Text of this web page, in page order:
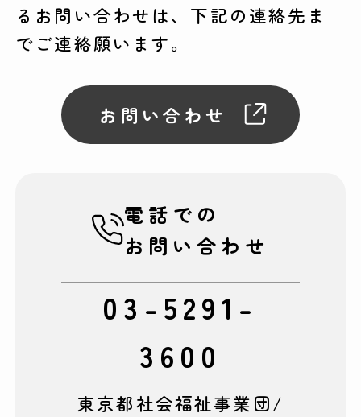
るお問い合わせは、下記の連絡先ま
でご連絡願います。
お問い合わせ
電話での
お問い合わせ
03-5291-
3600
東京都社会福祉事業団/